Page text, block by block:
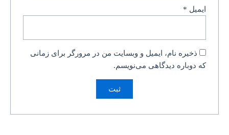
ایمیل *
ذخیره نام، ایمیل و وبسایت من در مرورگر برای زمانی
که دوباره دیدگاهی می‌نویسم.